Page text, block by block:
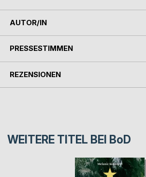
AUTOR/IN
PRESSESTIMMEN
REZENSIONEN
WEITERE TITEL BEI BoD